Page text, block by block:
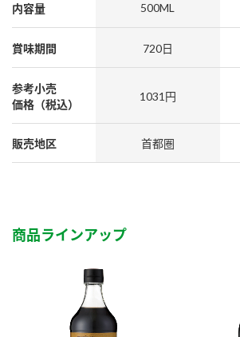
納豆
PIN印
三ツ判山吹
千夜
スペシャルサイト
すしラボ
鍋奉行マニュアル
ミツカンのCM
ロングセラー商品 ＋ おすすめレシピ
人気商品 ＋ おすすめレシピ
ZENB initiative
各部門が大切にしていること
キッザニア東京「ぽん酢工房」
お客様の声をいかしました
販売終了製品のご案内
よくあるご質問
お問い合わせ
内容量 500ML
賞味期間 720日
参考小売
価格（税込）
1031円
販売地区 首都圏
商品ラインアップ